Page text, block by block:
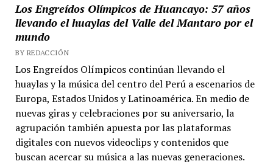
Los Engreídos Olímpicos de Huancayo: 57 años
llevando el huaylas del Valle del Mantaro por el
mundo
BY REDACCIÓN
Los Engreídos Olímpicos continúan llevando el
huaylas y la música del centro del Perú a escenarios de
Europa, Estados Unidos y Latinoamérica. En medio de
nuevas giras y celebraciones por su aniversario, la
agrupación también apuesta por las plataformas
digitales con nuevos videoclips y contenidos que
buscan acercar su música a las nuevas generaciones.